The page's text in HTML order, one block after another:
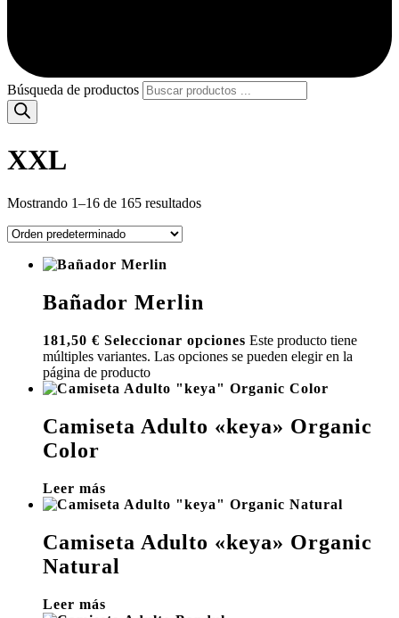
Búsqueda de productos
XXL
Mostrando 1–16 de 165 resultados
Bañador Merlin
181,50 € Seleccionar opciones Este producto tiene
múltiples variantes. Las opciones se pueden elegir en la
página de producto
Camiseta Adulto «keya» Organic
Color
Leer más
Camiseta Adulto «keya» Organic
Natural
Leer más